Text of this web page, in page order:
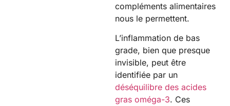
compléments alimentaires
nous le permettent.
L’inflammation de bas
grade, bien que presque
invisible, peut être
identifiée par un
déséquilibre des acides
gras oméga-3. Ces